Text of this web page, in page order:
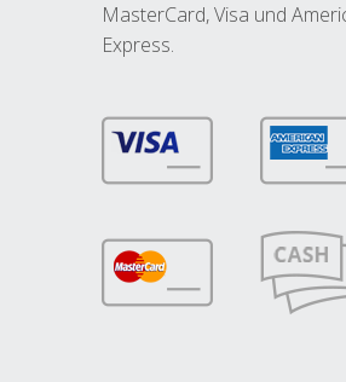
MasterCard, Visa und
Express.